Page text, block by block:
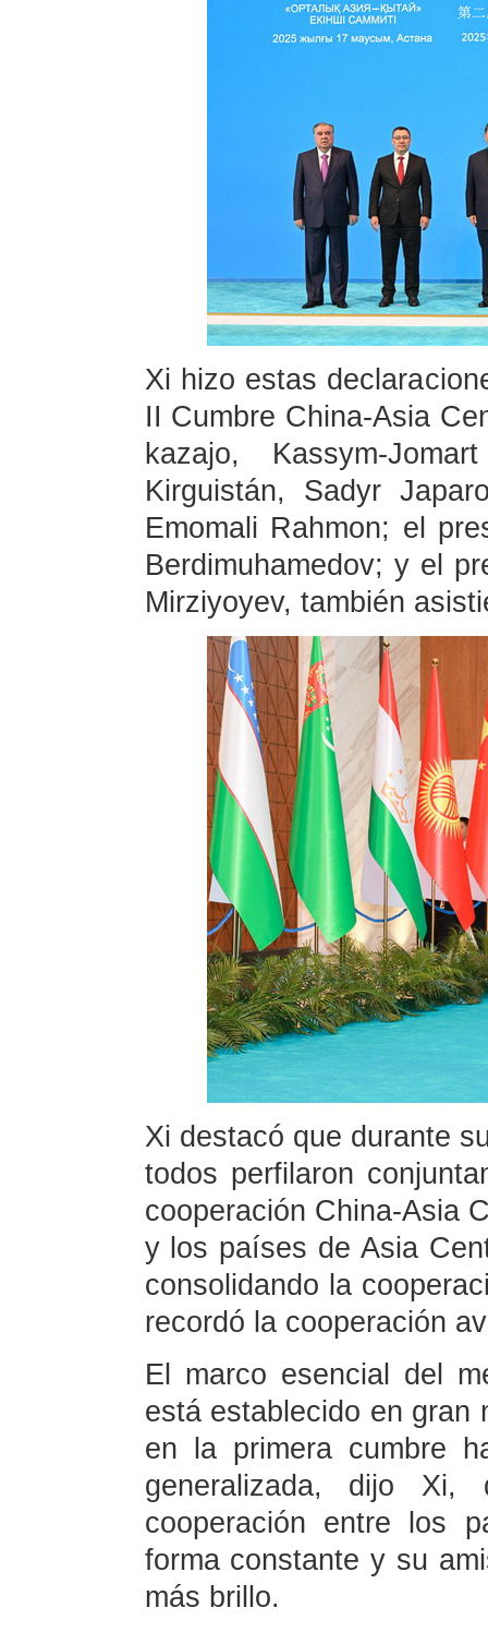
Xi hizo estas
II Cumbre China-Asia
kazajo, Kassym-
Kirguistán, Sadyr
Emomali Rahmon; el
Berdimuhamedov; y el
Mirziyoyev, también
Xi destacó que durante
todos perfilaron
cooperación China-Asia
y los países de Asia
consolidando la
recordó la cooperación
El marco esencial del
está establecido en gran
en la primera cumbre
generalizada, dijo
cooperación entre los
forma constante y su
más brillo.